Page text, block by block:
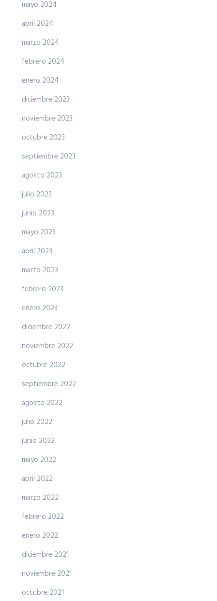
mayo 2024
abril 2024
marzo 2024
febrero 2024
enero 2024
diciembre 2023
noviembre 2023
octubre 2023
septiembre 2023
agosto 2023
julio 2023
junio 2023
mayo 2023
abril 2023
marzo 2023
febrero 2023
enero 2023
diciembre 2022
noviembre 2022
octubre 2022
septiembre 2022
agosto 2022
julio 2022
junio 2022
mayo 2022
abril 2022
marzo 2022
febrero 2022
enero 2022
diciembre 2021
noviembre 2021
octubre 2021